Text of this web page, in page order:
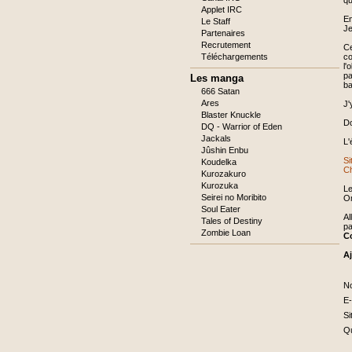
Applet IRC
Le Staff
Partenaires
Recrutement
Téléchargements
Les manga
666 Satan
Ares
Blaster Knuckle
DQ - Warrior of Eden
Jackals
Jûshin Enbu
Koudelka
Kurozakuro
Kurozuka
Seirei no Moribito
Soul Eater
Tales of Destiny
Zombie Loan